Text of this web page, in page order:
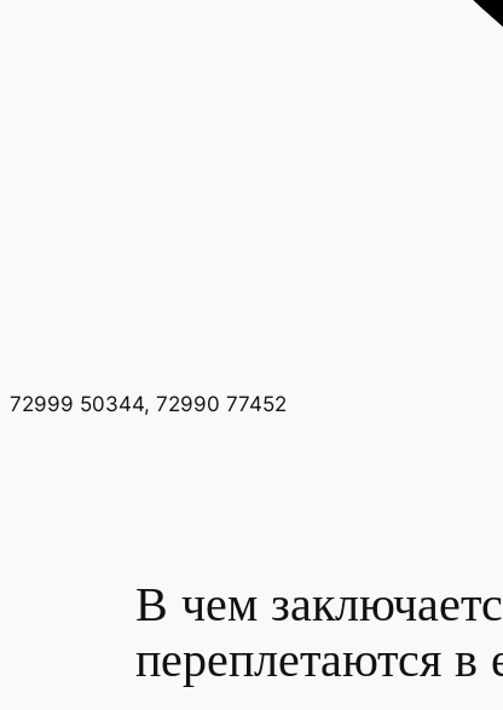
72999 50344, 72990 77452
В чем
переплетаются в